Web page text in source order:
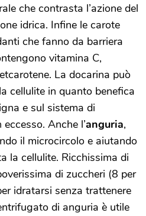
che contrasta l’azione del
idrica. Infine le carote
che fanno da barriera
vitamina C,
La docarina può
cellulite in quanto benefica
e sul sistema di
Anche l’anguria,
il microcircolo e aiutando
la cellulite. Ricchissima di
di zuccheri (8 per
idratarsi senza trattenere
di anguria è utile